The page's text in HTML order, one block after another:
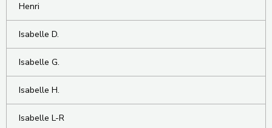
Henri
Isabelle D.
Isabelle G.
Isabelle H.
Isabelle L-R